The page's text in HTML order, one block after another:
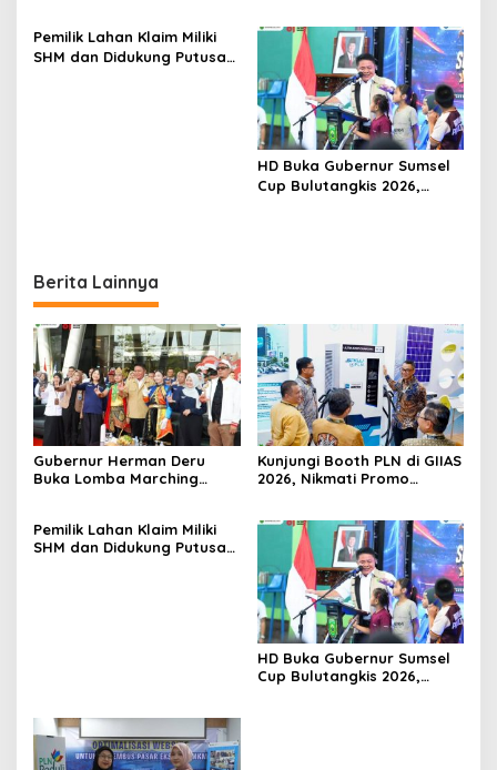
2026: Ajang Asah Mental
dan Kedisiplinan Generasi
Pemilik Lahan Klaim Miliki
SHM dan Didukung Putusan
HD Buka Gubernur Sumsel
Cup Bulutangkis 2026,
Berita Lainnya
Gubernur Herman Deru
Buka Lomba Marching
dan Kedisiplinan Generasi
Muda
Kunjungi Booth PLN di GIIAS
2026, Nikmati Promo
Pemilik Lahan Klaim Miliki
SHM dan Didukung Putusan
HD Buka Gubernur Sumsel
Cup Bulutangkis 2026,